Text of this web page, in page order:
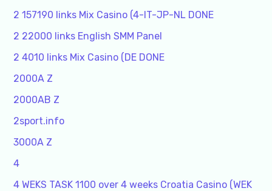
2 157190 links Mix Casino (4-IT-JP-NL DONE
2 22000 links English SMM Panel
2 4010 links Mix Casino (DE DONE
2000A Z
2000AB Z
2sport.info
3000A Z
4
4 WEKS TASK 1100 over 4 weeks Croatia Casino (WEK